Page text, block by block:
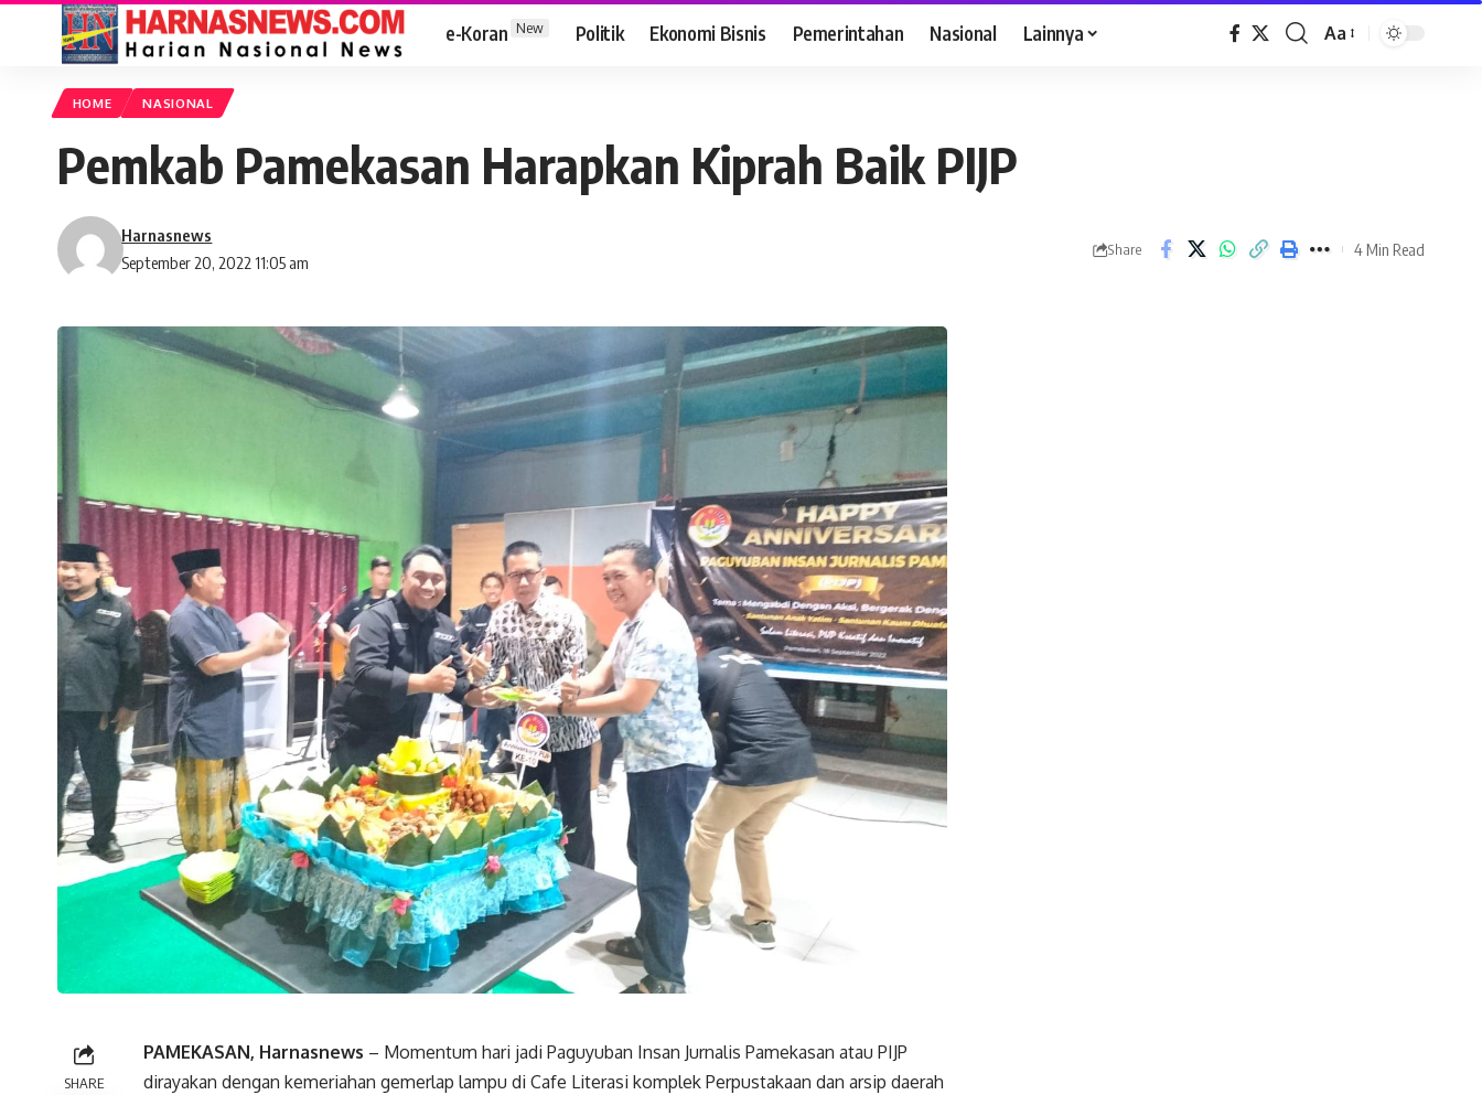
e-Koran New Politik Ekonomi Bisnis Pemerintahan Nasional Lainnya Aa
HOME NASIONAL
Pemkab Pamekasan Harapkan Kiprah Baik PIJP
September 20, 2022 11:05 am
Harnasnews
Share 4 Min Read
SHARE
PAMEKASAN, Harnasnews – Momentum hari jadi Paguyuban Insan Jurnalis Pamekasan atau PIJP
dirayakan dengan kemeriahan gemerlap lampu di Cafe Literasi komplek Perpustakaan dan arsip daerah